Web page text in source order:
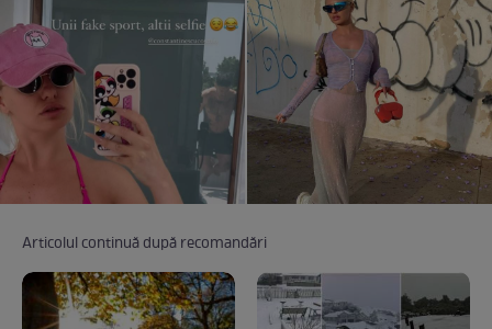
Articolul continuă după recomandări